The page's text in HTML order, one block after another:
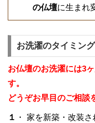
の仏壇に生まれ
お洗濯のタイミング
お仏壇のお洗濯には3
す。
どうぞお早目のご相談
１ ・ 家を新築・改装さ